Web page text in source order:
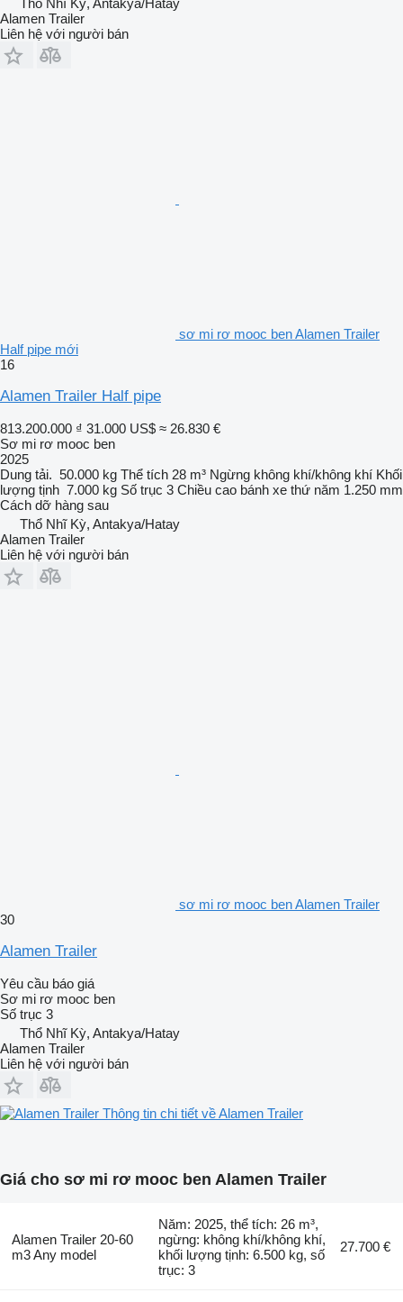
Thổ Nhĩ Kỳ, Antakya/Hatay
Alamen Trailer
Liên hệ với người bán
sơ mi rơ mooc ben Alamen Trailer
Half pipe mới
16
Alamen Trailer Half pipe
813.200.000 ₫ 31.000 US$ ≈ 26.830 €
Sơ mi rơ mooc ben
2025
Dung tải. 50.000 kg Thể tích 28 m³ Ngừng không khí/không khí Khối
lượng tịnh 7.000 kg Số trục 3 Chiều cao bánh xe thứ năm 1.250 mm
Cách dỡ hàng sau
Thổ Nhĩ Kỳ, Antakya/Hatay
Alamen Trailer
Liên hệ với người bán
sơ mi rơ mooc ben Alamen Trailer
30
Alamen Trailer
Yêu cầu báo giá
Sơ mi rơ mooc ben
Số trục 3
Thổ Nhĩ Kỳ, Antakya/Hatay
Alamen Trailer
Liên hệ với người bán
Thông tin chi tiết về Alamen Trailer
Giá cho sơ mi rơ mooc ben Alamen Trailer
Alamen Trailer 20-60
m3 Any model
Năm: 2025, thể tích: 26 m³,
ngừng: không khí/không khí,
khối lượng tịnh: 6.500 kg, số
trục: 3
27.700 €